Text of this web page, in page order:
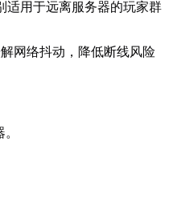
适用于远离服务器的玩家群
网络抖动，降低断线风险